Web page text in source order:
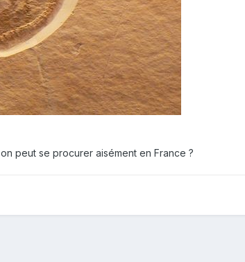
peut se procurer aisément en France ?